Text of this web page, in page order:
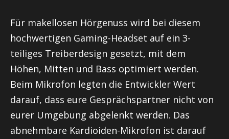
Für makellosen Hörgenuss wird bei diesem
hochwertigen Gaming-Headset auf ein 3-
teiliges Treiberdesign gesetzt, mit dem
Höhen, Mitten und Bass optimiert werden.
Beim Mikrofon legten die Entwickler Wert
darauf, dass eure Gesprächspartner nicht von
eurer Umgebung abgelenkt werden. Das
abnehmbare Kardioiden-Mikrofon ist darauf